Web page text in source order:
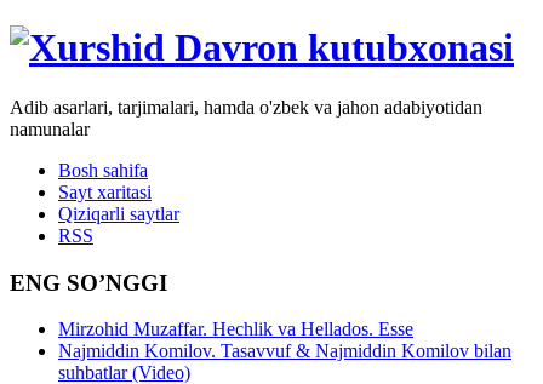
Adib asarlari, tarjimalari, hamda o'zbek va jahon adabiyotidan
namunalar
Bosh sahifa
Sayt xaritasi
Qiziqarli saytlar
RSS
ENG SO’NGGI
Mirzohid Muzaffar. Hechlik va Hellados. Esse
Najmiddin Komilov. Tasavvuf & Najmiddin Komilov bilan
suhbatlar (Video)